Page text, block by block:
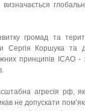
громад та
Сергія Коршука
принципів ICAO
агресія рф,
не допускати